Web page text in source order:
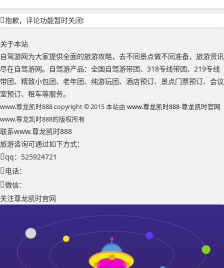
抱歉，评论功能暂时关闭!
关于本站
自驾游网为大家提供全面的旅游攻略，去不同景点做不同准备，旅游资讯
尽在自驾游网。自驾游产品：全国自驾游带团、318专线带团、219专线
带团、精致小包团、老年团、纯游玩团、酒店预订、景点门票预订、会议
室预订、租车等服务。
www.尊龙凯时888 copyright © 2015 本站由 www.尊龙凯时888-尊龙凯时官网
www.尊龙凯时888的版权所有
联系www.尊龙凯时888
旅游咨询可通过如下方式：
qq：525924721
电话：
微信：
关注尊龙凯时官网